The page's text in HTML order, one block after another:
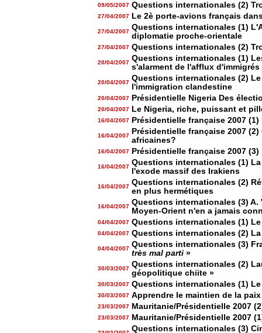
09/05/2007 Questions internationales (2)
27/04/2007 Le 2è porte-avions français
27/04/2007 Questions internationales (1)
diplomatie proche-orientale
27/04/2007 Questions internationales (2)
20/04/2007 Questions internationales (1)
s'alarment de l'afflux
20/04/2007 Questions internationales (2)
l'immigration clandestine
20/04/2007 Présidentielle Nigeria Des
20/04/2007 Le Nigeria, riche, puissant et
16/04/2007 Présidentielle française 2007
16/04/2007
Présidentielle française 2007
africaines?
16/04/2007 Présidentielle française 2007
16/04/2007 Questions internationales (1)
l'exode massif des Irakiens
16/04/2007 Questions internationales (2)
en plus hermétiques
16/04/2007 Questions internationales (3) A.
Moyen-Orient n'en a jamais
04/04/2007 Questions internationales (1)
04/04/2007 Questions internationales (2)
04/04/2007 Questions internationales (3)
très mal parti »
30/03/2007 Questions internationales (2)
géopolitique chiite »
30/03/2007 Questions internationales (1)
30/03/2007 Apprendre le maintien de la paix
23/03/2007 Mauritanie/Présidentielle 2007
23/03/2007 Mauritanie/Présidentielle 2007
Questions internationales (3)